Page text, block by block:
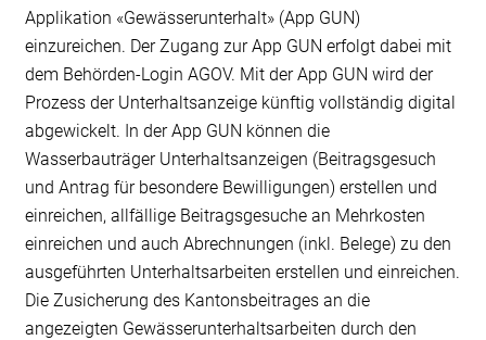
Applikation «Gewässerunterhalt» (App GUN)
einzureichen. Der Zugang zur App GUN erfolgt dabei mit
dem Behörden-Login AGOV. Mit der App GUN wird der
Prozess der Unterhaltsanzeige künftig vollständig digital
abgewickelt. In der App GUN können die
Wasserbauträger Unterhaltsanzeigen (Beitragsgesuch
und Antrag für besondere Bewilligungen) erstellen und
einreichen, allfällige Beitragsgesuche an Mehrkosten
einreichen und auch Abrechnungen (inkl. Belege) zu den
ausgeführten Unterhaltsarbeiten erstellen und einreichen.
Die Zusicherung des Kantonsbeitrages an die
angezeigten Gewässerunterhaltsarbeiten durch den